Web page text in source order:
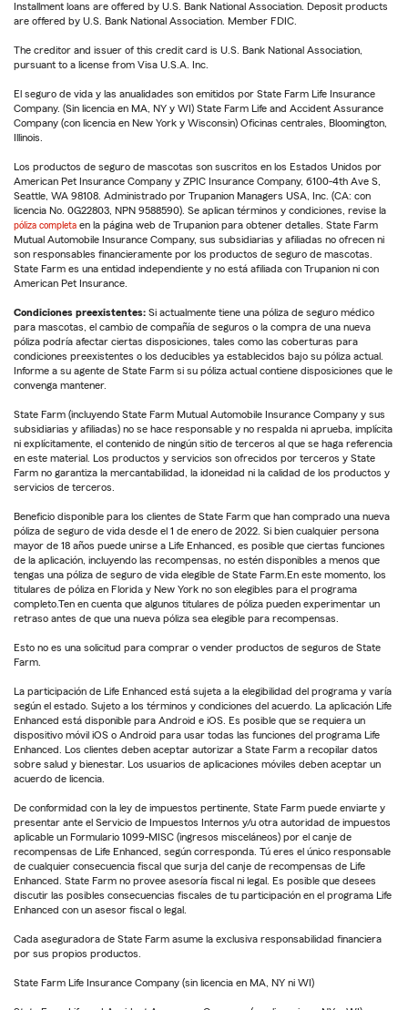
Installment loans are offered by U.S. Bank National Association. Deposit products
are offered by U.S. Bank National Association. Member FDIC.
The creditor and issuer of this credit card is U.S. Bank National Association,
pursuant to a license from Visa U.S.A. Inc.
El seguro de vida y las anualidades son emitidos por State Farm Life Insurance
Company. (Sin licencia en MA, NY y WI) State Farm Life and Accident Assurance
Company (con licencia en New York y Wisconsin) Oficinas centrales, Bloomington,
Illinois.
Los productos de seguro de mascotas son suscritos en los Estados Unidos por
American Pet Insurance Company y ZPIC Insurance Company, 6100-4th Ave S,
Seattle, WA 98108. Administrado por Trupanion Managers USA, Inc. (CA: con
licencia No. 0G22803, NPN 9588590). Se aplican términos y condiciones, revise la
póliza completa en la página web de Trupanion para obtener detalles. State Farm
Mutual Automobile Insurance Company, sus subsidiarias y afiliadas no ofrecen ni
son responsables financieramente por los productos de seguro de mascotas.
State Farm es una entidad independiente y no está afiliada con Trupanion ni con
American Pet Insurance.
Condiciones preexistentes: Si actualmente tiene una póliza de seguro médico
para mascotas, el cambio de compañía de seguros o la compra de una nueva
póliza podría afectar ciertas disposiciones, tales como las coberturas para
condiciones preexistentes o los deducibles ya establecidos bajo su póliza actual.
Informe a su agente de State Farm si su póliza actual contiene disposiciones que le
convenga mantener.
State Farm (incluyendo State Farm Mutual Automobile Insurance Company y sus
subsidiarias y afiliadas) no se hace responsable y no respalda ni aprueba, implícita
ni explícitamente, el contenido de ningún sitio de terceros al que se haga referencia
en este material. Los productos y servicios son ofrecidos por terceros y State
Farm no garantiza la mercantabilidad, la idoneidad ni la calidad de los productos y
servicios de terceros.
Beneficio disponible para los clientes de State Farm que han comprado una nueva
póliza de seguro de vida desde el 1 de enero de 2022. Si bien cualquier persona
mayor de 18 años puede unirse a Life Enhanced, es posible que ciertas funciones
de la aplicación, incluyendo las recompensas, no estén disponibles a menos que
tengas una póliza de seguro de vida elegible de State Farm.En este momento, los
titulares de póliza en Florida y New York no son elegibles para el programa
completo.Ten en cuenta que algunos titulares de póliza pueden experimentar un
retraso antes de que una nueva póliza sea elegible para recompensas.
Esto no es una solicitud para comprar o vender productos de seguros de State
Farm.
La participación de Life Enhanced está sujeta a la elegibilidad del programa y varía
según el estado. Sujeto a los términos y condiciones del acuerdo. La aplicación Life
Enhanced está disponible para Android e iOS. Es posible que se requiera un
dispositivo móvil iOS o Android para usar todas las funciones del programa Life
Enhanced. Los clientes deben aceptar autorizar a State Farm a recopilar datos
sobre salud y bienestar. Los usuarios de aplicaciones móviles deben aceptar un
acuerdo de licencia.
De conformidad con la ley de impuestos pertinente, State Farm puede enviarte y
presentar ante el Servicio de Impuestos Internos y/u otra autoridad de impuestos
aplicable un Formulario 1099-MISC (ingresos misceláneos) por el canje de
recompensas de Life Enhanced, según corresponda. Tú eres el único responsable
de cualquier consecuencia fiscal que surja del canje de recompensas de Life
Enhanced. State Farm no provee asesoría fiscal ni legal. Es posible que desees
discutir las posibles consecuencias fiscales de tu participación en el programa Life
Enhanced con un asesor fiscal o legal.
Cada aseguradora de State Farm asume la exclusiva responsabilidad financiera
por sus propios productos.
State Farm Life Insurance Company (sin licencia en MA, NY ni WI)